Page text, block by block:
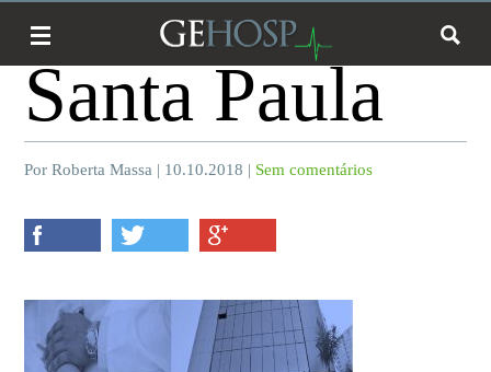
Santa Paula
Por Roberta Massa | 10.10.2018 | Sem comentários